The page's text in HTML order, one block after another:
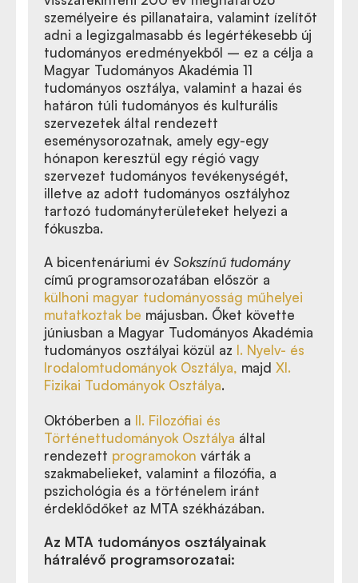
személyeire és pillanataira, valamint ízelítőt
adni a legizgalmasabb és legértékesebb új
tudományos eredményekből – ez a célja a
Magyar Tudományos Akadémia 11
tudományos osztálya, valamint a hazai és
határon túli tudományos és kulturális
szervezetek által rendezett
eseménysorozatnak, amely egy-egy
hónapon keresztül egy régió vagy
szervezet tudományos tevékenységét,
illetve az adott tudományos osztályhoz
tartozó tudományterületeket helyezi a
fókuszba.
A bicentenáriumi év Sokszínű tudomány
című programsorozatában először a
külhoni magyar tudományosság műhelyei
mutatkoztak be májusban. Őket követte
júniusban a Magyar Tudományos Akadémia
tudományos osztályai közül az I. Nyelv- és
Irodalomtudományok Osztálya, majd XI.
Fizikai Tudományok Osztálya.
Októberben a II. Filozófiai és
Történettudományok Osztálya által
rendezett programokon várták a
szakmabelieket, valamint a filozófia, a
pszichológia és a történelem iránt
érdeklődőket az MTA székházában.
Az MTA tudományos osztályainak
hátralévő programsorozatai: